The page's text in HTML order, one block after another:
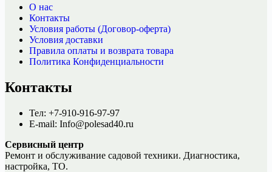
О нас
Контакты
Условия работы (Договор-оферта)
Условия доставки
Правила оплаты и возврата товара
Политика Конфиденциальности
Контакты
Тел: +7-910-916-97-97
E-mail: Info@polesad40.ru
Сервисный центр
Ремонт и обслуживание садовой техники. Диагностика,
настройка, ТО.